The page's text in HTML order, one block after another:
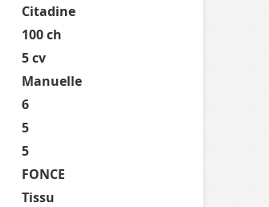
Citadine
100 ch
5 cv
Manuelle
6
5
5
FONCE
Tissu